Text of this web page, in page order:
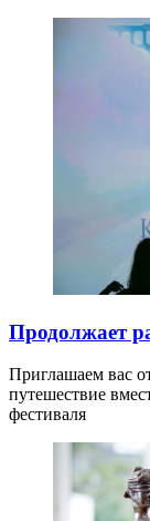
Продолжает
Приглашаем вас
путешествие
фестиваля